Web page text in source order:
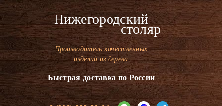
Нижегородский
столяр
Производитель качественных
изделий из дерева
Быстрая доставка по России